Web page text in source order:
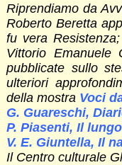
Riprendiamo da
Roberto Beretta
fu vera
Vittorio Emanuele
pubblicate sullo
ulteriori
della mostra Voci
G. Guareschi,
P. Piasenti, Il
V. E. Giuntella, Il
Il Centro culturale